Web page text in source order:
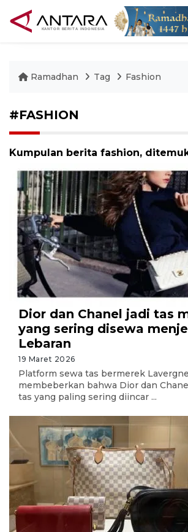
Ramadhan Tag Fashion
#FASHION
Kumpulan berita fashion,
Dior dan Chanel jadi tas
yang sering disewa
Lebaran
19 Maret 2026
Platform sewa tas bermerek
membeberkan bahwa Dior dan
tas yang paling sering diincar ...